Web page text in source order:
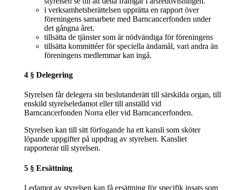
i verksamhetsberättelsen upprätta en rapport över
föreningens samarbete med Barncancerfonden under
det gångna året.
tillsätta de tjänster som är nödvändiga för föreningens
tillsätta kommittéer för speciella ändamål, vari andra än
föreningens medlemmar kan ingå.
4 § Delegering
Styrelsen får delegera sin beslutanderätt till särskilda organ, till
enskild styrelseledamot eller till anställd vid
Barncancerfonden Norra eller vid Barncancerfonden.
Styrelsen kan till sitt förfogande ha ett kansli som sköter
löpande uppgifter på uppdrag av styrelsen. Kansliet
rapporterar till styrelsen.
5 § Ersättning
Ledamot av styrelsen kan få ersättning för specifik insats som